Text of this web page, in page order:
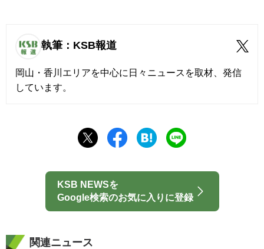
執筆：KSB報道
岡山・香川エリアを中心に日々ニュースを取材、発信
しています。
KSB NEWSを
Google検索のお気に入りに登録
関連ニュース